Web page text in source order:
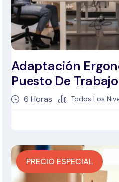
Adaptación
Puesto De Trabajo
6 Horas Todos Los
PRECIO ESPECIAL